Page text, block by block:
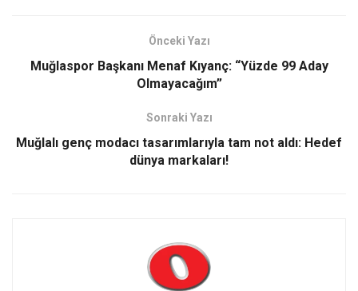
Önceki Yazı
Muğlaspor Başkanı Menaf Kıyanç: “Yüzde 99 Aday
Olmayacağım”
Sonraki Yazı
Muğlalı genç modacı tasarımlarıyla tam not aldı: Hedef
dünya markaları!